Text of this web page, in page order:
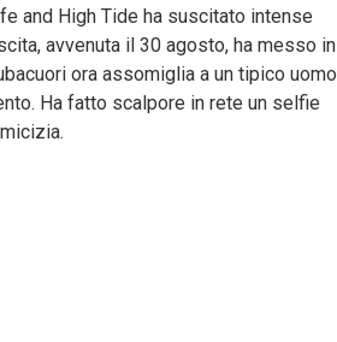
and High Tide ha suscitato intense
avvenuta il 30 agosto, ha messo in
ora assomiglia a un tipico uomo
Ha fatto scalpore in rete un selfie